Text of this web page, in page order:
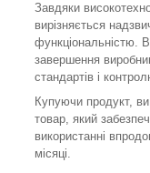
Завдяки
вирізняється
функціональністю.
завершення
стандартів і
Купуючи продукт, ви
товар, який
використанні
місяці.